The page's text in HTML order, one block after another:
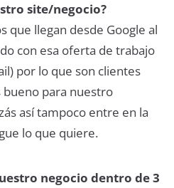
site/negocio?
que llegan desde Google al
con esa oferta de trabajo
por lo que son clientes
bueno para nuestro
así tampoco entre en la
lo que quiere.
negocio dentro de 3